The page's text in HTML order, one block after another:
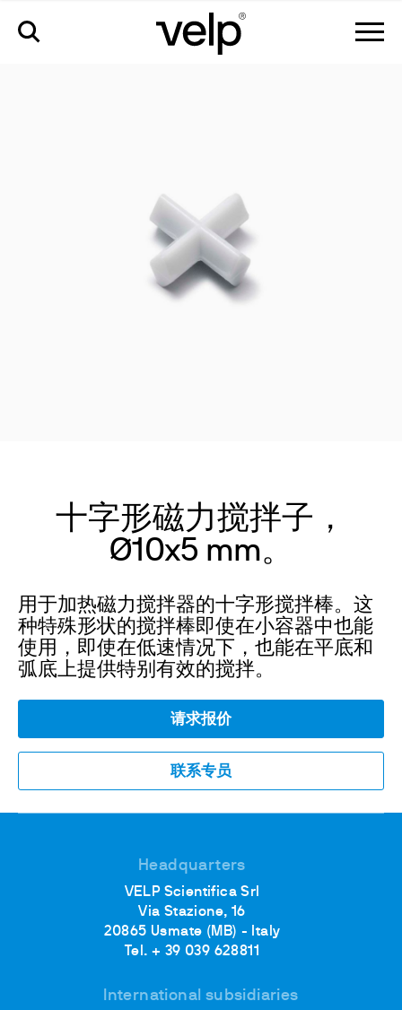
十字形磁力搅拌子，
Ø10x5 mm。
用于加热磁力搅拌器的十字形搅拌棒。这
种特殊形状的搅拌棒即使在小容器中也能
使用，即使在低速情况下，也能在平底和
弧底上提供特别有效的搅拌。
请求报价
联系专员
Headquarters
VELP Scientifica Srl
Via Stazione, 16
20865 Usmate (MB) - Italy
Tel. + 39 039 628811
International subsidiaries